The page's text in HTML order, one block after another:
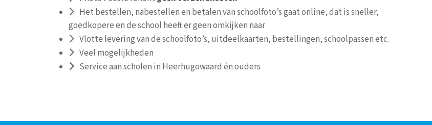
Het bestellen, nabestellen en betalen van schoolfoto’s gaat online, dat is sneller,
goedkopere en de school heeft er geen omkijken naar
Vlotte levering van de schoolfoto’s, uitdeelkaarten, bestellingen, schoolpassen etc.
Veel mogelijkheden
Service aan scholen in Heerhugowaard én ouders